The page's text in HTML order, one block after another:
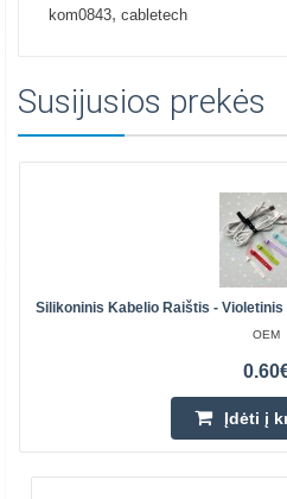
kom0843, cabletech
Susijusios prekės
Silikoninis Kabelio Raištis -
OEM
Įdėti į